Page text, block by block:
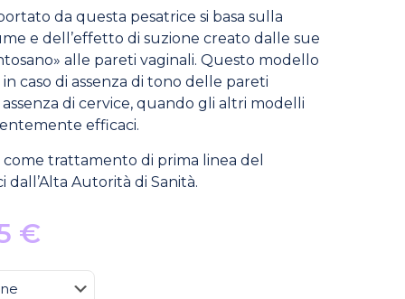
da questa pesatrice si basa sulla
e dell’effetto di suzione creato dalle sue
alle pareti vaginali. Questo modello
caso di assenza di tono delle pareti
di cervice, quando gli altri modelli
efficaci.
come trattamento di prima linea del
dall’Alta Autorità di Sanità.
€
prezzo: